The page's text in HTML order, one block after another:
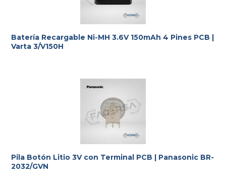
Batería Recargable Ni-MH 3.6V 150mAh 4 Pines PCB |
Varta 3/V150H
Pila Botón Litio 3V con Terminal PCB | Panasonic BR-
2032/GVN